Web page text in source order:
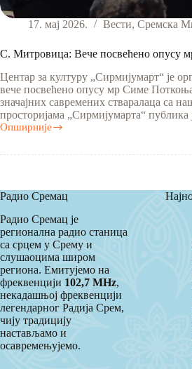
17. мај 2026. Вести, Сремска
С. Митровица: Вече посвећено опусу
Центар за културу „Сирмијумарт“ је
вече посвећено опусу мр Симе
значајних савремених стваралаца са
просторијама „Сирмијумарта“
Опширније
С.
Вече
мр
Симе
Поткоњака
Радио Сремац
Радио Сремац је
регионална радио станица
са срцем у Срему и
слушаоцима широм
региона. Емитујемо на
фреквенцији 102,7 MHz,
некадашњој фреквенцији
легендарног Радија Срем,
чију традицију
настављамо и
осавремењујемо.